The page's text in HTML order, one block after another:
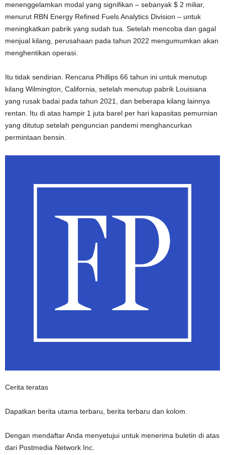
menenggelamkan modal yang signifikan – sebanyak $ 2 miliar,
menurut RBN Energy Refined Fuels Analytics Division – untuk
meningkatkan pabrik yang sudah tua. Setelah mencoba dan gagal
menjual kilang, perusahaan pada tahun 2022 mengumumkan akan
menghentikan operasi.
Itu tidak sendirian. Rencana Phillips 66 tahun ini untuk menutup
kilang Wilmington, California, setelah menutup pabrik Louisiana
yang rusak badai pada tahun 2021, dan beberapa kilang lainnya
rentan. Itu di atas hampir 1 juta barel per hari kapasitas pemurnian
yang ditutup setelah penguncian pandemi menghancurkan
permintaan bensin.
Cerita teratas
Dapatkan berita utama terbaru, berita terbaru dan kolom.
Dengan mendaftar Anda menyetujui untuk menerima buletin di atas
dari Postmedia Network Inc.